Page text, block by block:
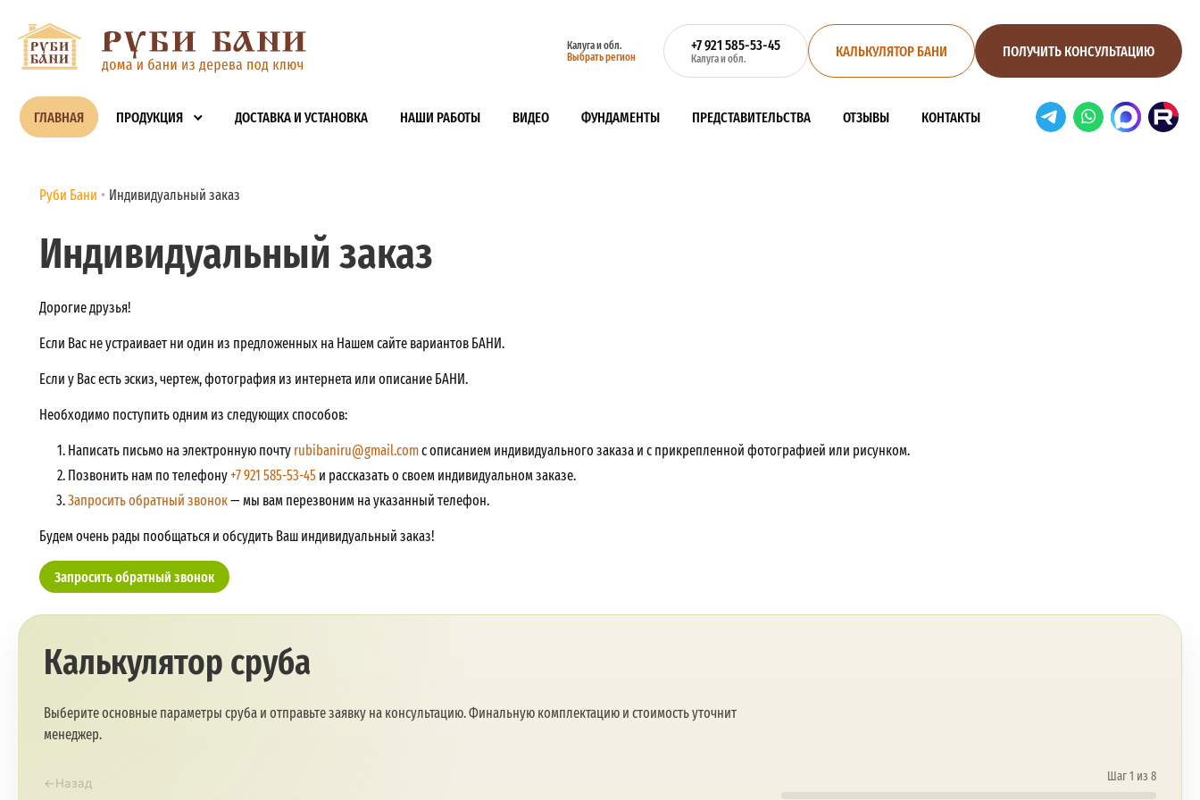
Калуга и обл.
Выбрать регион
+7 921 585-53-45
Калуга и обл. КАЛЬКУЛЯТОР БАНИ ПОЛУЧИТЬ КОНСУЛЬТАЦИЮ
ГЛАВНАЯ ПРОДУКЦИЯ ДОСТАВКА И УСТАНОВКА НАШИ РАБОТЫ ВИДЕО ФУНДАМЕНТЫ ПРЕДСТАВИТЕЛЬСТВА ОТЗЫВЫ КОНТАКТЫ
Руби Бани Индивидуальный заказ
Индивидуальный заказ
Дорогие друзья!
Если Вас не устраивает ни один из предложенных на Нашем сайте вариантов БАНИ.
Если у Вас есть эскиз, чертеж, фотография из интернета или описание БАНИ.
Необходимо поступить одним из следующих способов:
Написать письмо на электронную почтуrubibaniru@gmail.comс описанием индивидуального заказа и с прикрепленной фотографией или рисунком.
Позвонить нам по телефону+7 921 585-53-45и рассказать о своем индивидуальном заказе.
Запросить обратный звонок— мы вам перезвоним на указанный телефон.
Будем очень рады пообщаться и обсудить Ваш индивидуальный заказ!
Запросить обратный звонок
Калькулятор сруба
Выберите основные параметры сруба и отправьте заявку на консультацию. Финальную комплектацию и стоимость уточнит
менеджер.
←Назад Шаг 1 из 8